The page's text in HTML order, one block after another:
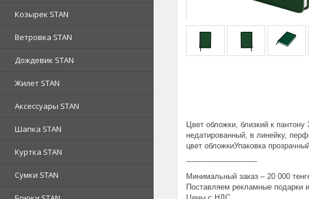
Козырек STAN
Ветровка STAN
Дождевик STAN
Жилет STAN
Аксессуары STAN
Шапка STAN
Куртка STAN
Сумки STAN
Цвет обложки, близкий к
недатированный, в линейку,
цвет обложкиУпаковка
------------------------------
Минимальный заказ – 20 000
Поставляем рекламные подарки